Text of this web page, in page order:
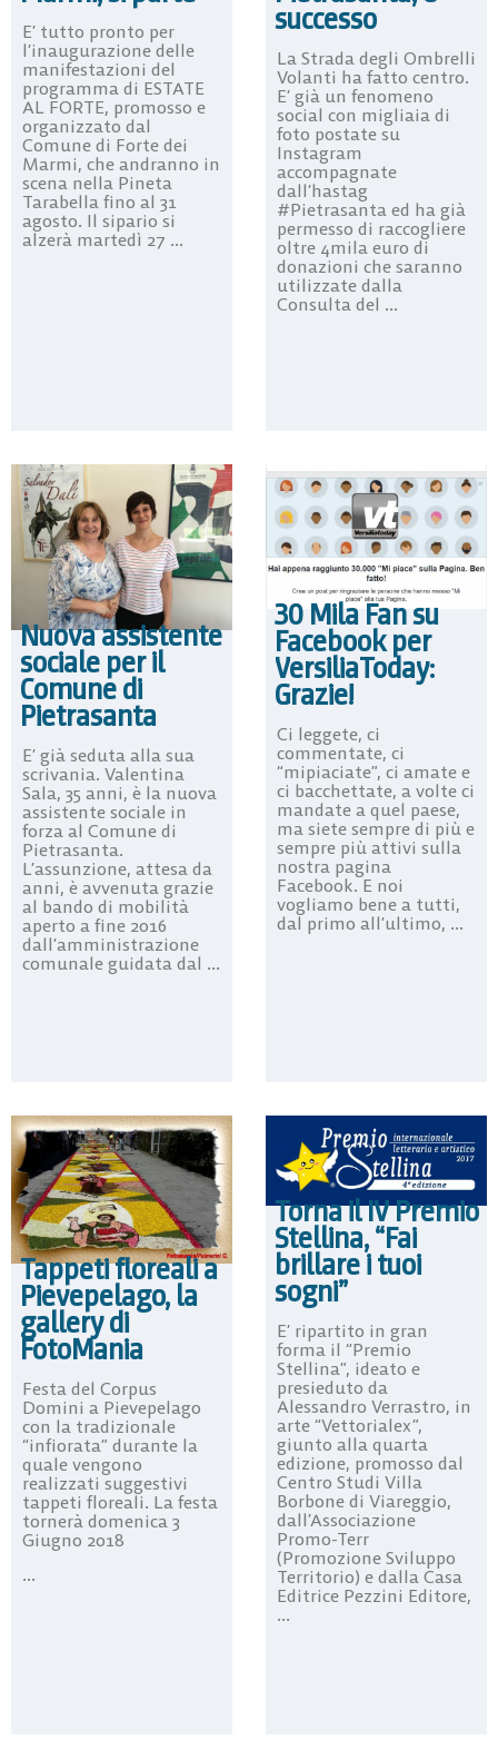
E’ tutto pronto per
l’inaugurazione delle
manifestazioni del
programma di ESTATE
AL FORTE, promosso e
organizzato dal
Comune di Forte dei
Marmi, che andranno in
scena nella Pineta
Tarabella fino al 31
agosto. Il sipario si
alzerà martedì 27 ...
successo
La Strada degli Ombrelli
Volanti ha fatto centro.
E’ già un fenomeno
social con migliaia di
foto postate su
Instagram
accompagnate
dall’hastag
#Pietrasanta ed ha già
permesso di raccogliere
oltre 4mila euro di
donazioni che saranno
utilizzate dalla
Consulta del ...
Nuova assistente
sociale per il
Comune di
Pietrasanta
E’ già seduta alla sua
scrivania. Valentina
Sala, 35 anni, è la nuova
assistente sociale in
forza al Comune di
Pietrasanta.
L’assunzione, attesa da
anni, è avvenuta grazie
al bando di mobilità
aperto a fine 2016
dall’amministrazione
comunale guidata dal ...
30 Mila Fan su
Facebook per
VersiliaToday:
Grazie!
Ci leggete, ci
commentate, ci
“mipiaciate”, ci amate e
ci bacchettate, a volte ci
mandate a quel paese,
ma siete sempre di più e
sempre più attivi sulla
nostra pagina
Facebook. E noi
vogliamo bene a tutti,
dal primo all’ultimo, ...
Tappeti floreali a
Pievepelago, la
gallery di
FotoMania
Festa del Corpus
Domini a Pievepelago
con la tradizionale
“infiorata” durante la
quale vengono
realizzati suggestivi
tappeti floreali. La festa
tornerà domenica 3
Giugno 2018
...
Torna il IV Premio
Stellina, “Fai
brillare i tuoi
sogni”
E’ ripartito in gran
forma il “Premio
Stellina”, ideato e
presieduto da
Alessandro Verrastro, in
arte “Vettorialex”,
giunto alla quarta
edizione, promosso dal
Centro Studi Villa
Borbone di Viareggio,
dall’Associazione
Promo-Terr
(Promozione Sviluppo
Territorio) e dalla Casa
Editrice Pezzini Editore,
...